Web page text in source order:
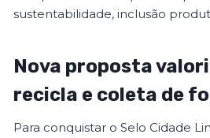
sustentabilidade, inclusão
Nova proposta
recicla e coleta de
Para conquistar o Selo Cidade